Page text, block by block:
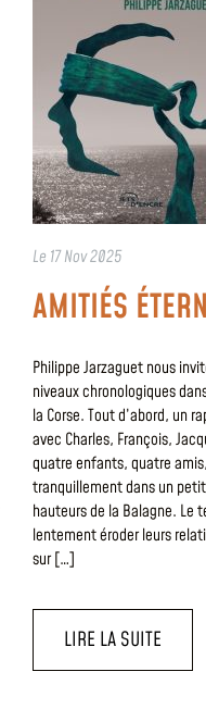
Le 17 Nov 2025
AMITIÉS
Philippe Jarzaguet nous
niveaux chronologiques
la Corse. Tout d’abord, un
avec Charles, François,
quatre enfants, quatre
tranquillement dans un
hauteurs de la Balagne. Le
lentement éroder leurs
sur […]
LIRE LA SUITE